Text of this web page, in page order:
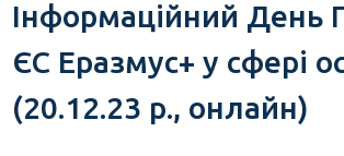
Інформаційний День
ЄС Еразмус+ у сфері
(20.12.23 р., онлайн)